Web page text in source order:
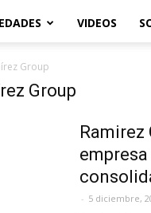
VIDEOS
Group
Group
Ramirez
- 5 diciembre,